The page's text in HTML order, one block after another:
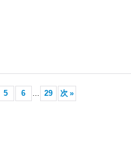
5 6 ... 29 次 »